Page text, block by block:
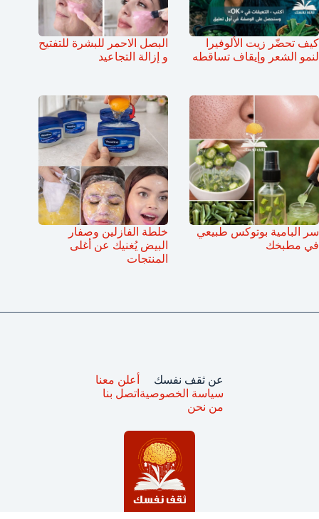
كيف تحضّر زيت الألوفيرا
لنمو الشعر وإيقاف تساقطه
البصل الاحمر للبشرة للتفتيح
و إزالة التجاعيد
سر البامية بوتوكس طبيعي
في مطبخك
خلطة الفازلين وصفار
البيض يُغنيك عن أغلى
المنتجات
عن ثقف نفسك
سياسة الخصوصية
من نحن
أعلن معنا
اتصل بنا